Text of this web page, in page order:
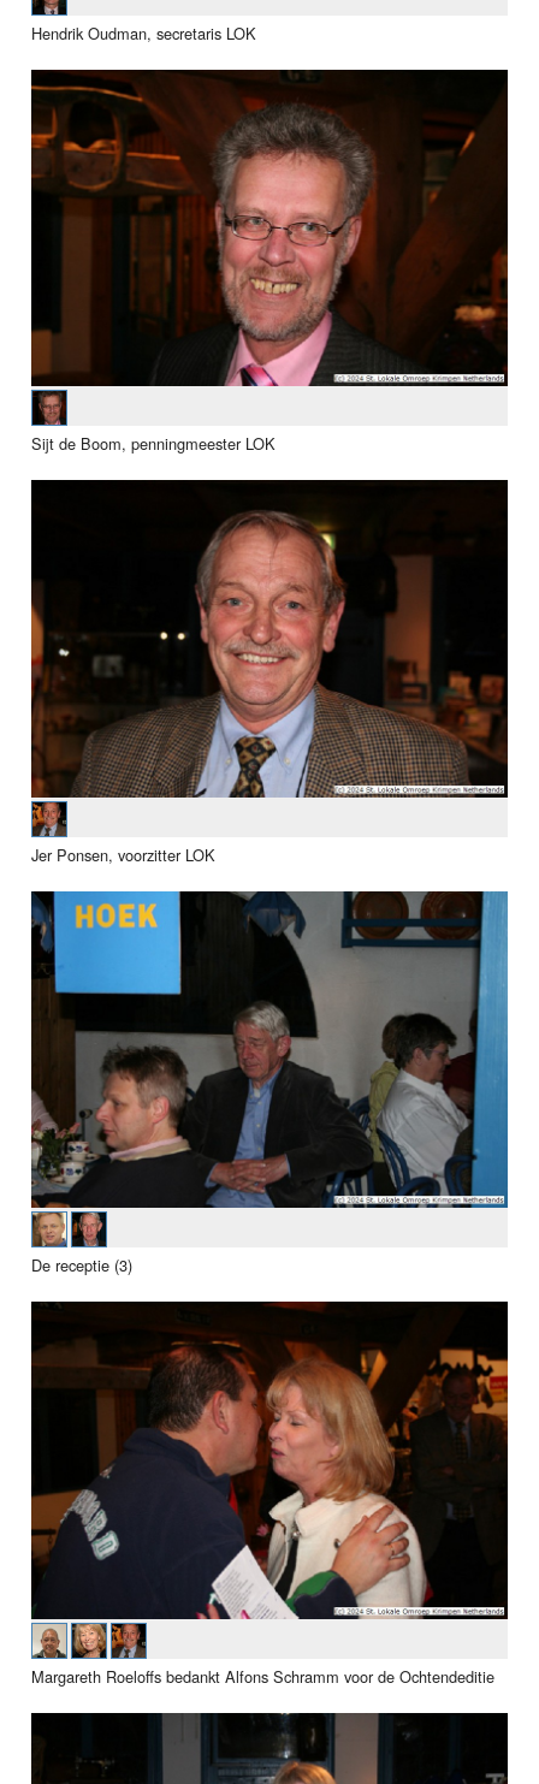
Hendrik Oudman, secretaris LOK
Sijt de Boom, penningmeester LOK
Jer Ponsen, voorzitter LOK
De receptie (3)
Margareth Roeloffs bedankt Alfons Schramm voor de Ochtendeditie